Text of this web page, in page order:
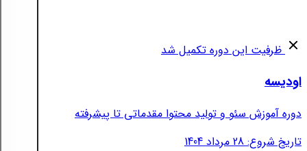
ظرفیت این دوره تکمیل شد
اودیسه
دوره آموزش سئو و تولید محتوا مقدماتی تا پیشرفته
تاریخ شروع: 28 مرداد 1404